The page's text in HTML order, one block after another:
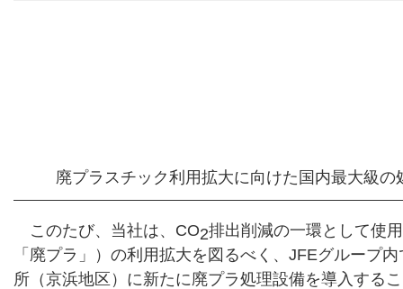
廃プラスチック利用拡大に向けた国内最大級
このたび、当社は、CO2排出削減の一環として使
「廃プラ」）の利用拡大を図るべく、JFEグループ
所（京浜地区）に新たに廃プラ処理設備を導入する